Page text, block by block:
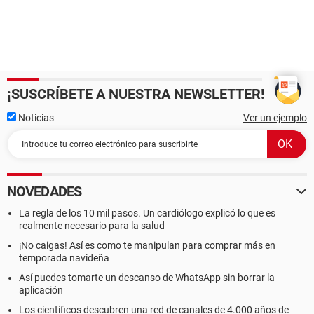
------------------
Vendedor Insyde
Fecha de salida 01/24/2013
Tamaño 2560 kB
Versión de firmware de controladora integrada 9.76
Dispositivos de arranque Floppy Disk, Hard Disk, CD-ROM
Capacidades Flash BIOS, Shadow BIOS, Selectable Boot,
EDD, BBS
Estándares compatibles DMI, ACPI, UEFI
Capacidades de expansión PCI, USB
Máquina virtual No
¡SUSCRÍBETE A NUESTRA NEWSLETTER!
Noticias Ver un ejemplo
NOVEDADES
La regla de los 10 mil pasos. Un cardiólogo explicó lo que es
realmente necesario para la salud
¡No caigas! Así es como te manipulan para comprar más en
temporada navideña
Así puedes tomarte un descanso de WhatsApp sin borrar la
aplicación
Los científicos descubren una red de canales de 4.000 años de